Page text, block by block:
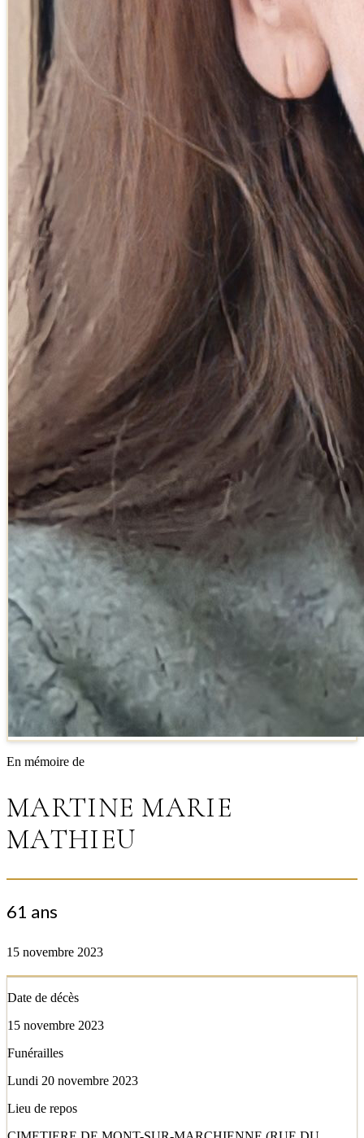
En mémoire de
MARTINE MARIE
MATHIEU
61 ans
15 novembre 2023
Date de décès
15 novembre 2023
Funérailles
Lundi 20 novembre 2023
Lieu de repos